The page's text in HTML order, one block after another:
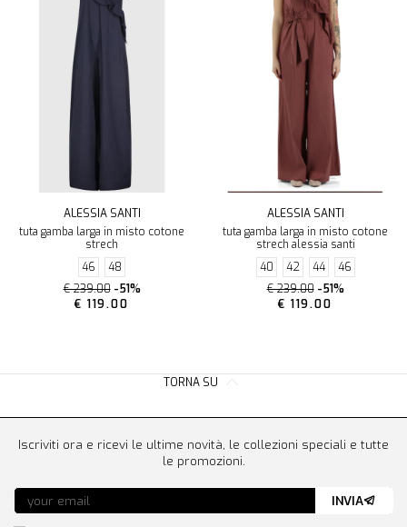
ALESSIA SANTI
tuta gamba larga in misto cotone
strech
46
48
€ 239.00 -51%
€ 119.00
ALESSIA SANTI
tuta gamba larga in misto cotone
strech alessia santi
40
42 44
46
€ 239.00 -51%
€ 119.00
TORNA SU
Iscriviti ora e ricevi le ultime novità, le collezioni speciali e tutte
le promozioni.
INVIA